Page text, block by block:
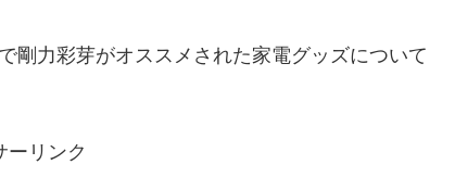
剛力彩芽がオススメされた家電グッズについて
ーリンク